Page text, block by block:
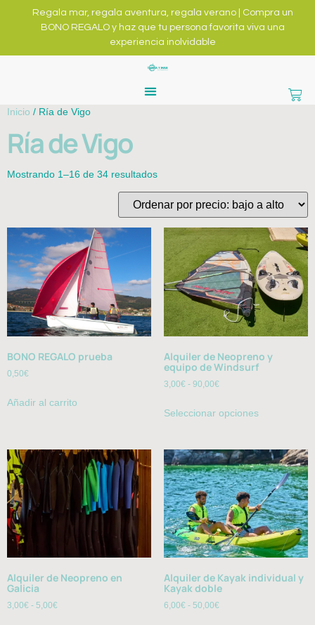
Regala mar, regala aventura, regala verano | Compra un
BONO REGALO y haz que tu persona favorita viva una
experiencia inolvidable
Inicio / Ría de Vigo
Ría de Vigo
Mostrando 1–16 de 34 resultados
BONO REGALO prueba
0,50€
Añadir al carrito
Alquiler de Neopreno y
equipo de Windsurf
3,00€ - 90,00€
Seleccionar opciones
Alquiler de Neopreno en
Galicia
3,00€ - 5,00€
Alquiler de Kayak individual y
Kayak doble
6,00€ - 50,00€